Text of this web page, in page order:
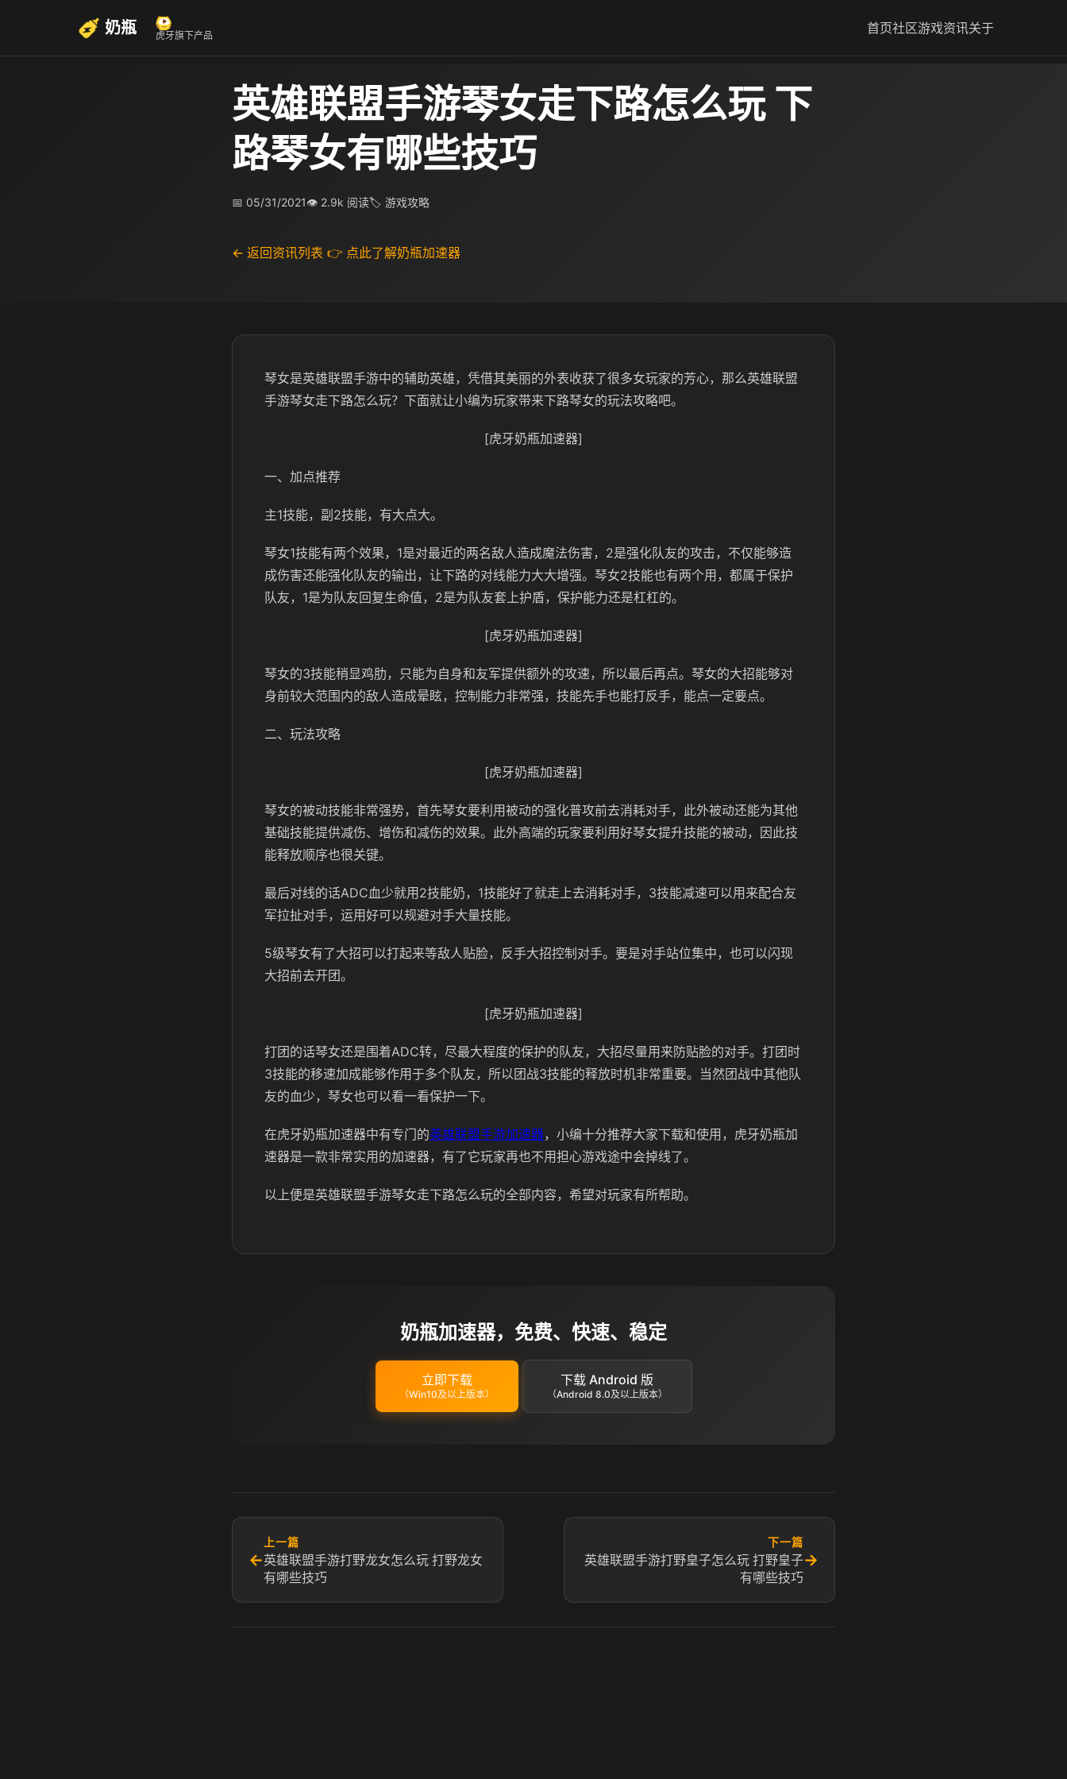
奶瓶 虎牙旗下产品 首页社区游戏资讯关于
英雄联盟手游琴女走下路怎么玩 下
路琴女有哪些技巧
📅 05/31/2021👁 2.9k 阅读🏷 游戏攻略
← 返回资讯列表 👉 点此了解奶瓶加速器
琴女是英雄联盟手游中的辅助英雄，凭借其美丽的外表收获了很多女玩家的芳心，那么英雄联盟
手游琴女走下路怎么玩？下面就让小编为玩家带来下路琴女的玩法攻略吧。
[虎牙奶瓶加速器]
一、加点推荐
主1技能，副2技能，有大点大。
琴女1技能有两个效果，1是对最近的两名敌人造成魔法伤害，2是强化队友的攻击，不仅能够造
成伤害还能强化队友的输出，让下路的对线能力大大增强。琴女2技能也有两个用，都属于保护
队友，1是为队友回复生命值，2是为队友套上护盾，保护能力还是杠杠的。
[虎牙奶瓶加速器]
琴女的3技能稍显鸡肋，只能为自身和友军提供额外的攻速，所以最后再点。琴女的大招能够对
身前较大范围内的敌人造成晕眩，控制能力非常强，技能先手也能打反手，能点一定要点。
二、玩法攻略
[虎牙奶瓶加速器]
琴女的被动技能非常强势，首先琴女要利用被动的强化普攻前去消耗对手，此外被动还能为其他
基础技能提供减伤、增伤和减伤的效果。此外高端的玩家要利用好琴女提升技能的被动，因此技
能释放顺序也很关键。
最后对线的话ADC血少就用2技能奶，1技能好了就走上去消耗对手，3技能减速可以用来配合友
军拉扯对手，运用好可以规避对手大量技能。
5级琴女有了大招可以打起来等敌人贴脸，反手大招控制对手。要是对手站位集中，也可以闪现
大招前去开团。
[虎牙奶瓶加速器]
打团的话琴女还是围着ADC转，尽最大程度的保护的队友，大招尽量用来防贴脸的对手。打团时
3技能的移速加成能够作用于多个队友，所以团战3技能的释放时机非常重要。当然团战中其他队
友的血少，琴女也可以看一看保护一下。
在虎牙奶瓶加速器中有专门的英雄联盟手游加速器，小编十分推荐大家下载和使用，虎牙奶瓶加
速器是一款非常实用的加速器，有了它玩家再也不用担心游戏途中会掉线了。
以上便是英雄联盟手游琴女走下路怎么玩的全部内容，希望对玩家有所帮助。
奶瓶加速器，免费、快速、稳定
立即下载
（Win10及以上版本）
下载 Android 版
（Android 8.0及以上版本）
←
上一篇
英雄联盟手游打野龙女怎么玩 打野龙女
有哪些技巧
下一篇
英雄联盟手游打野皇子怎么玩 打野皇子
有哪些技巧
→